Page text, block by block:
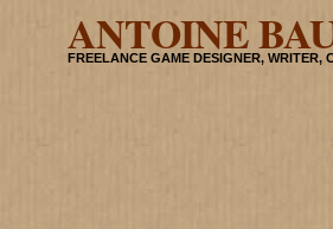
ANTOINE
FREELANCE GAME DESIGNER, WRITER,